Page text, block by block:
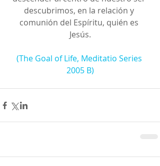
descubrimos, en la relación y
comunión del Espíritu, quién es
Jesús.
(The Goal of Life, Meditatio Series
2005 B)